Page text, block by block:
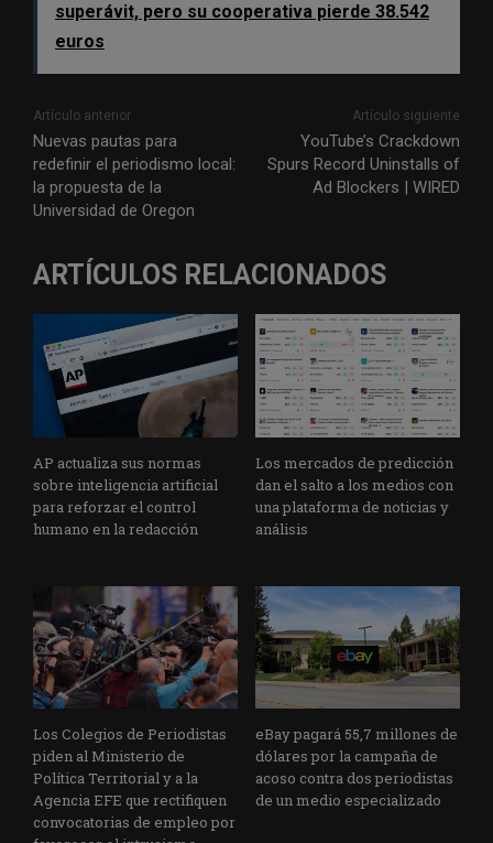
superávit, pero su cooperativa pierde 38.542
euros
Artículo anterior
Nuevas pautas para
redefinir el periodismo local:
la propuesta de la
Universidad de Oregon
Artículo siguiente
YouTube’s Crackdown
Spurs Record Uninstalls of
Ad Blockers | WIRED
ARTÍCULOS RELACIONADOS
AP actualiza sus normas
sobre inteligencia artificial
para reforzar el control
humano en la redacción
Los mercados de predicción
dan el salto a los medios con
una plataforma de noticias y
análisis
Los Colegios de Periodistas
piden al Ministerio de
Política Territorial y a la
Agencia EFE que rectifiquen
convocatorias de empleo por
eBay pagará 55,7 millones de
dólares por la campaña de
acoso contra dos periodistas
de un medio especializado